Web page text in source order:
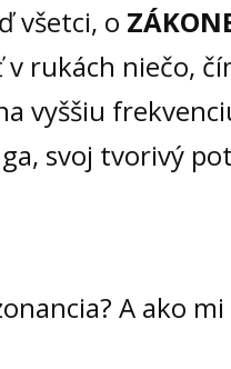
všetci, o
v rukách niečo,
vyššiu
svoj tvorivý
A ako